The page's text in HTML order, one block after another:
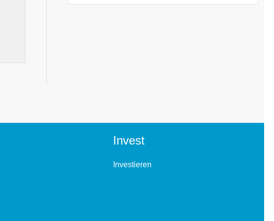
Invest
Investieren